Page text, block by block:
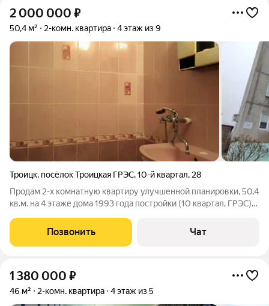
2 000 000 ₽
50,4 м² 2-комн. квартира 4 этаж из 9
Троицк, посёлок Троицкая ГРЭС,10-й квартал, 28
Продам 2-х комнатную квартиру улучшенной планировки, 50,4
кв.м. на 4 этаже дома 1993 года постройки (10 квартал, ГРЭС)
застеклён, двойная входная металлическая дверь. Рядом с
домом. Школа,
Позвонить Чат
1 380 000 ₽
46 м² 2-комн. квартира 4 этаж из 5